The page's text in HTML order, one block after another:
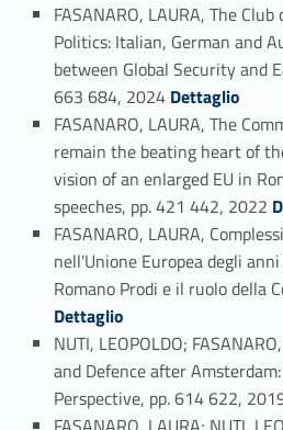
FASANARO, LAURA, The
Politics: Italian, German and
between Global Security and
663 684, 2024 Link identifier #identifier_person_84838-12
Dettaglio
FASANARO, LAURA, The
remain the beating heart of
vision of an enlarged EU in
speeches, pp. 421 442, 2022 Link identifier
FASANARO, LAURA,
nell'Unione Europea degli
Romano Prodi e il ruolo della
Dettaglio
NUTI, LEOPOLDO;
and Defence after Amsterdam:
Perspective, pp. 614 622,